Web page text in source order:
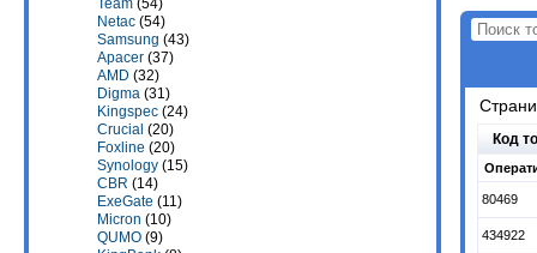
Team (54)
Netac (54)
Samsung (43)
Apacer (37)
AMD (32)
Digma (31)
Kingspec (24)
Crucial (20)
Foxline (20)
Synology (15)
CBR (14)
ExeGate (11)
Micron (10)
QUMO (9)
Код
80469
434922